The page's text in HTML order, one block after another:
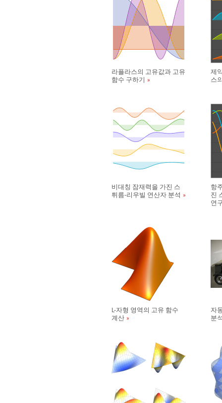
라플라스의 고유값과 고유
함수 구하기
제
스
비대칭 잠재력을 가진 스
튀름-리우빌 연산자 분석
항
진
연
L-자형 영역의 고유 함수
계산
자
분